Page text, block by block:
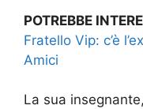
POTREBBE
Fratello Vip: c’è
Amici
La sua